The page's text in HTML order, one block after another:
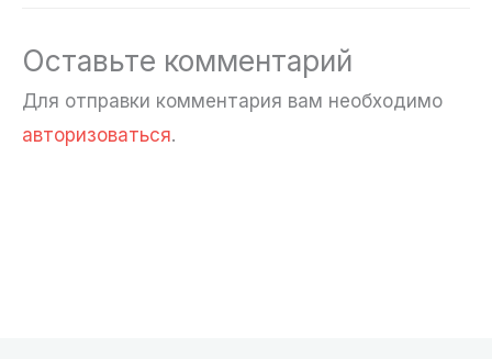
Оставьте комментарий
Для отправки комментария вам необходимо
авторизоваться.